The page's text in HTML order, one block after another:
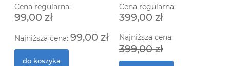
Cena regularna:
99,00 zł
Najniższa cena: 99,00 zł
do koszyka
Cena regularna:
399,00 zł
Najniższa cena:
399,00 zł